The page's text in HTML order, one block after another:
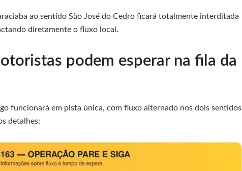
ao sentido São José do Cedro ficará totalmente interditada
diretamente o fluxo local.
podem esperar na fila da
funcionará em pista única, com fluxo alternado nos dois sentidos
detalhes: